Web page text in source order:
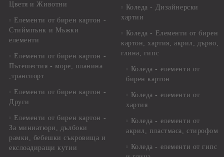
Цветя и Животни
Елементи от бирен картон -
Стиймпънк и Мъжки
елементи
Елементи от бирен картон -
Пътешестия - море, планина
,транспорт
Елементи от бирен картон -
Други
Елементи от бирен картон -
За миниатюри, дълбоки
рамки, бебешки съкровища и
екслоадиращи кутии
Коледа - Дизайнерски
хартии
Коледа - Eлементи от бирен
картон, хартия, акрил, дърво,
глина, гипс
Коледа - елементи от
бирен картон
Коледа - елементи от
хартия
Коледа - елементи от
акрил, пластмаса, стирофом
Коледа - елементи от гипс